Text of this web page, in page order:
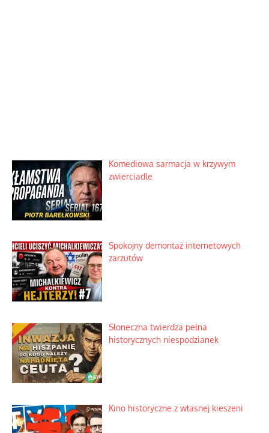
Komediowa sarmacja w krzywym
zwierciadle
Spokojny demontaż internetowych
zarzutów
Słoneczna twierdza pełna
historycznych niespodzianek
Kino historyczne z własnej kieszeni